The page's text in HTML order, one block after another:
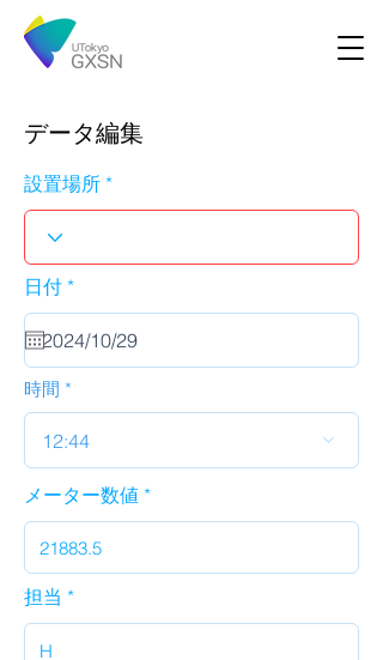
データ編集
設置場所
日付 *r
u
i
d
時間
12:44
メーター数値
担当